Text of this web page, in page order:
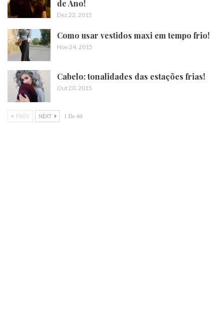
de Ano!
Dez 22, 2015
Como usar vestidos maxi em tempo frio!
Nov 24, 2015
Cabelo: tonalidades das estações frias!
Out 20, 2015
PREV NEXT 1 De 40